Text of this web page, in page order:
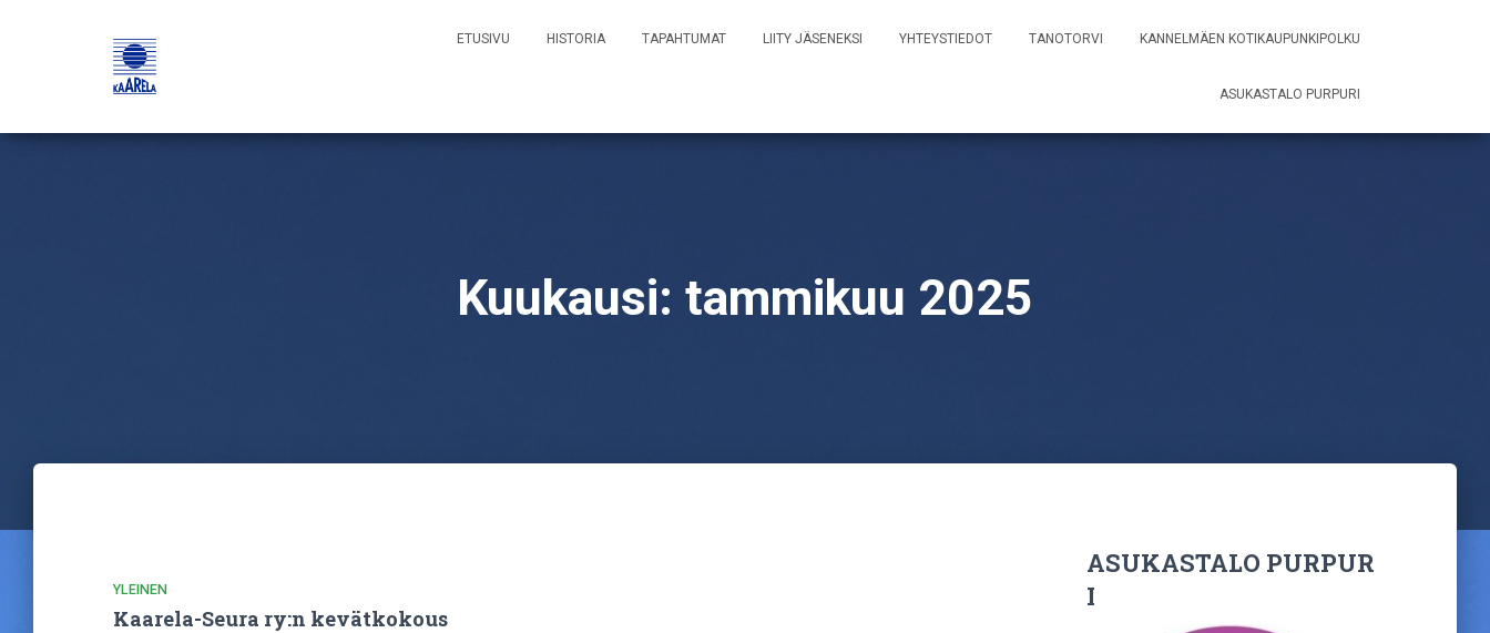
ETUSIVU HISTORIA TAPAHTUMAT LIITY JÄSENEKSI YHTEYSTIEDOT TANOTORVI KANNELMÄEN KOTIKAUPUNKIPOLKU
ASUKASTALO PURPURI
Kuukausi: tammikuu 2025
YLEINEN
Kaarela-Seura ry:n kevätkokous
ASUKASTALO PURPUR
I